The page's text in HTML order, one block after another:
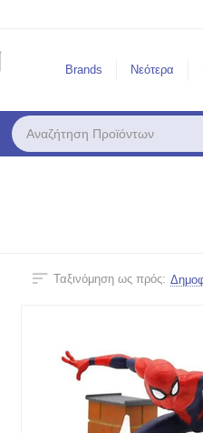
Brands Νεότερα
Ταξινόμηση ως πρός: